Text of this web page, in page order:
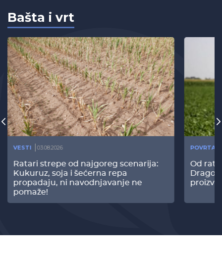
Bašta i vrt
VESTI 03.08.2026
Ratari strepe od najgoreg scenarija:
Kukuruz, soja i šećerna repa
propadaju, ni navodnjavanje ne
pomaže!
Od